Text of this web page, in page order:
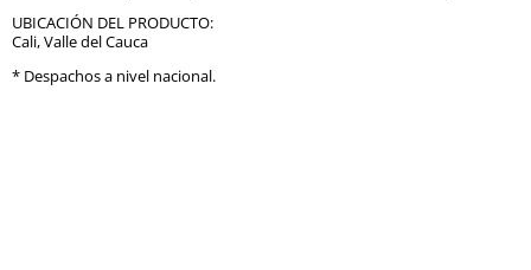
UBICACIÓN DEL PRODUCTO:
Cali, Valle del Cauca
* Despachos a nivel nacional.